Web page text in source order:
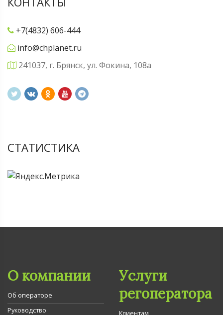
+7(4832) 606-444
info@chplanet.ru
241037, г. Брянск, ул. Фокина, 108а
СТАТИСТИКА
О компании
Об операторе
Руководство
Услуги
регоператора
Клиентам